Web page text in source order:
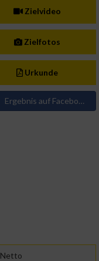
Zielvideo
Zielfotos
Urkunde
Ergebnis auf Facebook teilen
Netto